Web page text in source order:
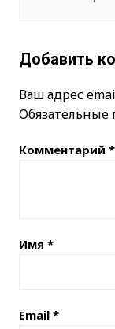
Добавить
Ваш адрес
Комментарий *
Имя *
Email *